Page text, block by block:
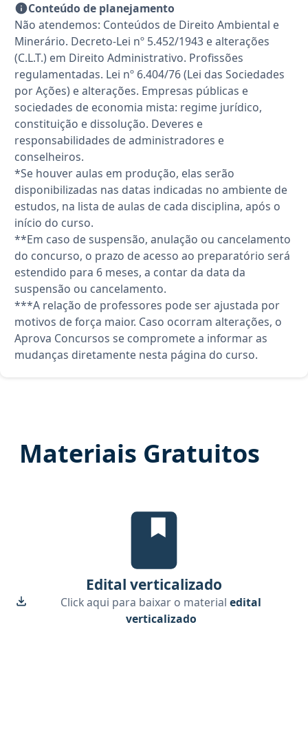
Conteúdo de planejamento
Não atendemos: Conteúdos de Direito Ambiental e
Minerário. Decreto-Lei nº 5.452/1943 e alterações
(C.L.T.) em Direito Administrativo. Profissões
regulamentadas. Lei nº 6.404/76 (Lei das Sociedades
por Ações) e alterações. Empresas públicas e
sociedades de economia mista: regime jurídico,
constituição e dissolução. Deveres e
responsabilidades de administradores e
conselheiros.
*Se houver aulas em produção, elas serão
disponibilizadas nas datas indicadas no ambiente de
estudos, na lista de aulas de cada disciplina, após o
início do curso.
**Em caso de suspensão, anulação ou cancelamento
do concurso, o prazo de acesso ao preparatório será
estendido para 6 meses, a contar da data da
suspensão ou cancelamento.
***A relação de professores pode ser ajustada por
motivos de força maior. Caso ocorram alterações, o
Aprova Concursos se compromete a informar as
mudanças diretamente nesta página do curso.
Materiais Gratuitos
Edital Verticalizado, material
Edital verticalizado
Click aqui para baixar o materialedital
verticalizado